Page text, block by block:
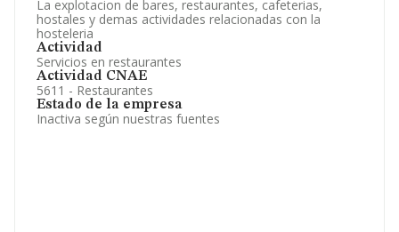
La explotacion de bares, restaurantes, cafeterias,
hostales y demas actividades relacionadas con la
hosteleria
Actividad
Servicios en restaurantes
Actividad CNAE
5611 - Restaurantes
Estado de la empresa
Inactiva según nuestras fuentes